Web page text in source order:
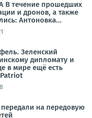
В течение прошедших
и дронов, а также
Антоновка...
Зеленский
дипломату и
в мире ещё есть
на передовую